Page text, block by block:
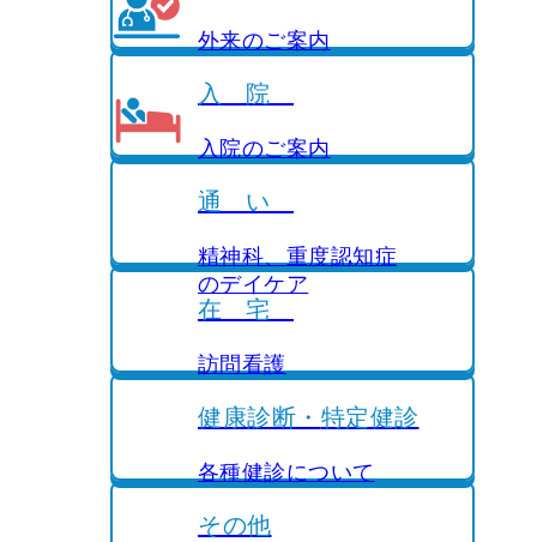
外来のご案内
入院
入院のご案内
通い
精神科、重度認知症
のデイケア
在宅
訪問看護
健康診断・ 特定健診
各種健診について
その他